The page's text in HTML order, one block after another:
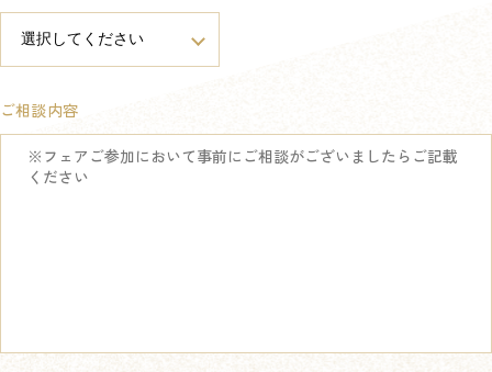
ご相談内容